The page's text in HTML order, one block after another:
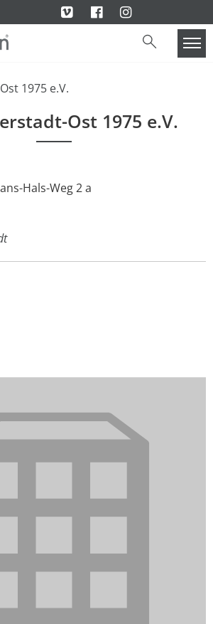
1975 e.V.
Ost 1975 e.V.
Hals-Weg 2 a